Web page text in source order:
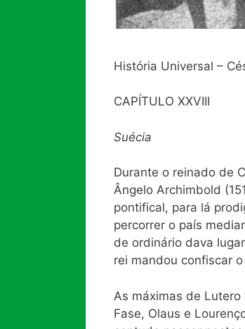
História Universal –
CAPÍTULO XXVIII
Suécia
Durante o reinado de
Ângelo Archimbold
pontifical, para lá
percorrer o país
de ordinário dava
rei mandou confiscar
As máximas de
Fase, Olaus e